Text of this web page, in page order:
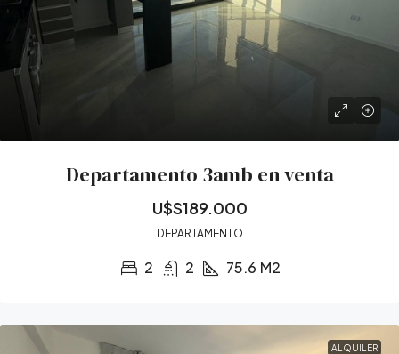
Departamento 3amb en venta
U$S189.000
DEPARTAMENTO
2 2 75.6 M2
ALQUILER